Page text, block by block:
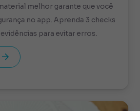
melhor garante que você
no app. Aprenda 3 checks
para evitar erros.